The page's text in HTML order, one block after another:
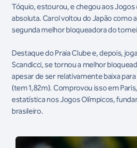
Tóquio, estourou, e chegou aos
absoluta. Carol voltou do Japão como
segunda melhor bloqueadora do
Destaque do Praia Clube e, depois,
Scandicci, se tornou a melhor
apesar de ser relativamente baixa
(tem 1,82m). Comprovou isso em
estatística nos Jogos Olímpicos,
brasileiro.